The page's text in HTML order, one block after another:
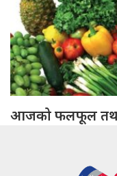
आजको फलफूल तथा